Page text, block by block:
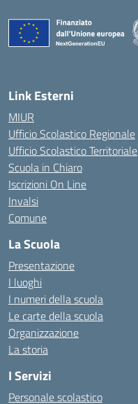
Link Esterni
MIUR
Ufficio Scolastico Regionale
Ufficio Scolastico Territoriale
Scuola in Chiaro
Iscrizioni On Line
Invalsi
Comune
La Scuola
Presentazione
I luoghi
I numeri della scuola
Le carte della scuola
Organizzazione
La storia
I Servizi
Personale scolastico